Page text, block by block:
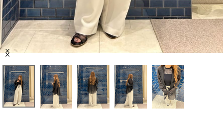
ブランド一覧
店舗検索
ご利用ガイド/ヘルプ
Item
of